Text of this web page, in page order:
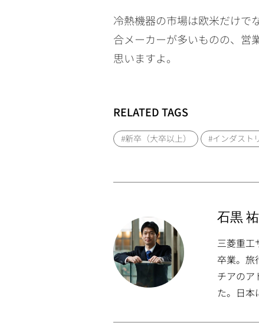
冷熱機器の市場は欧米だけで
合メーカーが多いものの、営
思いますよ。
RELATED TAGS
#新卒（大卒以上） #インダスト
石黒
三菱重工
卒業。旅
チアのア
た。日本